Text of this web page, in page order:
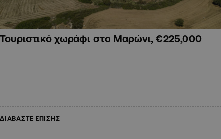
Τουριστικό χωράφι στο Μαρώνι, €225,000
ΔΙΑΒΑΣΤΕ ΕΠΙΣΗΣ